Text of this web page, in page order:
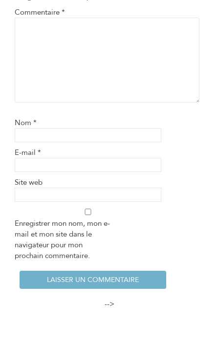
Commentaire *
Nom *
E-mail *
Site web
Enregistrer mon nom, mon e-
mail et mon site dans le
navigateur pour mon
prochain commentaire.
-->